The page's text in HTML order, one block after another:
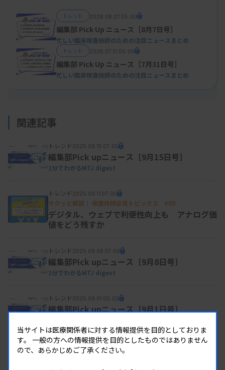
トレンド 2026.08.07 05:00
編集部 Pick Up ニュース［8月7日号］
忙しい臨床検査技師のための注目ニュースまとめ
トレンド 2026.07.31 05:00
編集部 Pick Up ニュース［7月31日号］
忙しい臨床検査技師のための注目ニュースまとめ
関連記事
トレンド 2025.09.15 07:00
編集部Pick upニュース［9月15日号］
1分でわかるMTJ digest
トレンド 2025.09.11 07:00
サクッと解説！ 検査技師必見トピックス #09
デジタル、ウェブで利便性向上も アナログ価
値をどう残すか
トレンド 2025.09.08 07:00
編集部Pick upニュース［9月8日号］
1分でわかるMTJ digest
トレンド 2025.09.01 00:00
編集部Pick upニュース［9月1日号］
トレンド 2025.08.25 00:00
編集部Pick upニュース［8月25日号］
当サイトは医療関係者に対する情報提供を目的としておりま
す。 一般の方への情報提供を目的としたものではありません
ので、あらかじめご了承ください。